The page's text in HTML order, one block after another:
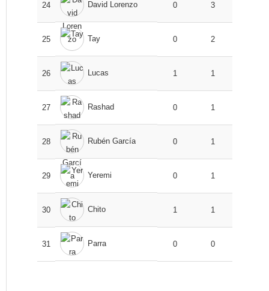
24 David Lorenzo 0 3
25 Tay 0 2
26 Lucas 1 1
27 Rashad 0 1
28 Rubén García 0 1
29 Yeremi 0 1
30 Chito 1 1
31 Parra 0 0